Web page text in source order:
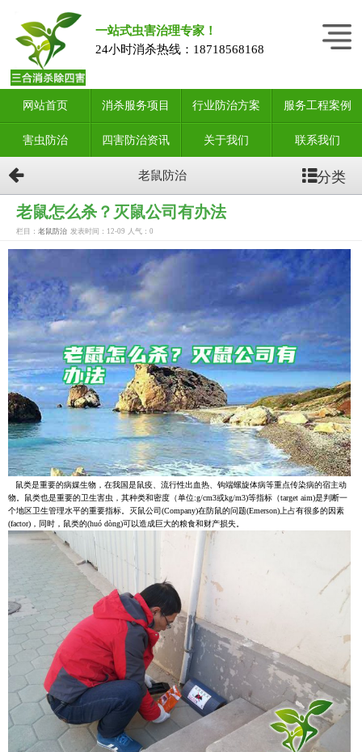
一站式虫害治理专家！
24小时消杀热线： 18718568168
网站首页 消杀服务项目 行业防治方案 服务工程案例
害虫防治 四害防治资讯 关于我们 联系我们
老鼠防治 分类
老鼠怎么杀？灭鼠公司有办法
栏目： 老鼠防治 发表时间：12-09 人气： 0
鼠类是重要的病媒生物，在我国是鼠疫、流行性出血热、钩端螺旋体病等重点传染病的宿主动
物。鼠类也是重要的卫生害虫，其种类和密度（单位:g/cm3或kg/m3)等指标（target aim)是判断一
个地区卫生管理水平的重要指标。灭鼠公司(Company)在防鼠的问题(Emerson)上占有很多的因素
(factor)，同时，鼠类的(huó dòng)可以造成巨大的粮食和财产损失。